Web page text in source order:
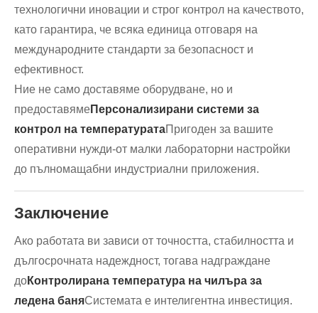
технологични иновации и строг контрол на качеството,
като гарантира, че всяка единица отговаря на
международните стандарти за безопасност и
ефективност.
Ние не само доставяме оборудване, но и
предоставямеПерсонализирани системи за
контрол на температуратаПригоден за вашите
оперативни нужди-от малки лабораторни настройки
до пълномащабни индустриални приложения.
Заключение
Ако работата ви зависи от точността, стабилността и
дългосрочната надеждност, тогава надграждане
доКонтролирана температура на чилъра за
ледена баняСистемата е интелигентна инвестиция.